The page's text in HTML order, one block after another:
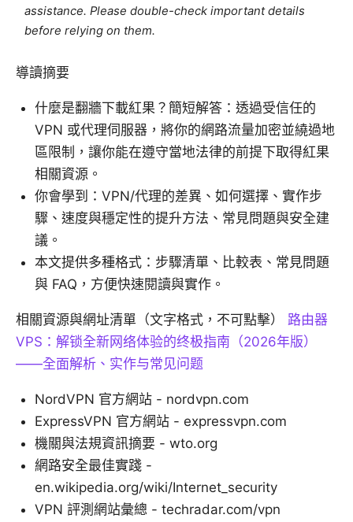
assistance. Please double-check important details
before relying on them.
導讀摘要
什麼是翻牆下載紅果？簡短解答：透過受信任的
VPN 或代理伺服器，將你的網路流量加密並繞過地
區限制，讓你能在遵守當地法律的前提下取得紅果
相關資源。
你會學到：VPN/代理的差異、如何選擇、實作步
驟、速度與穩定性的提升方法、常見問題與安全建
議。
本文提供多種格式：步驟清單、比較表、常見問題
與 FAQ，方便快速閱讀與實作。
相關資源與網址清單（文字格式，不可點擊） 路由器
VPS：解锁全新网络体验的终极指南（2026年版）
——全面解析、实作与常见问题
NordVPN 官方網站 - nordvpn.com
ExpressVPN 官方網站 - expressvpn.com
機關與法規資訊摘要 - wto.org
網路安全最佳實踐 -
en.wikipedia.org/wiki/Internet_security
VPN 評測網站彙總 - techradar.com/vpn